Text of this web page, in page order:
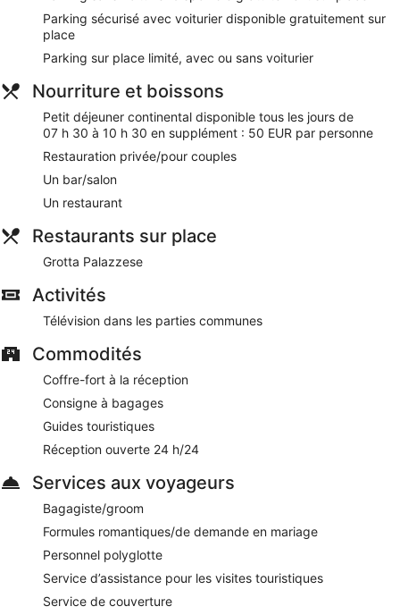
Monachile. Dans cet hébergement, vous profiterez de
prestations de choix comme l'accès Wi-Fi à Internet gratuit
et un parking gratuit avec voiturier, sans oublier un
restaurant.
Wi-Fi gratuit
Parking avec voiturier et parking sans service de
voiturier gratuits
Vous vous délecterez de spécialités Cuisine locale à
Grotta Palazzese, un restaurant gastronomique qui
supplément
Parmi les services offerts, vous trouverez un service de
nettoyage à sec / blanchisserie, un service de
conciergerie et un service d'assistance pour les visites
touristiques ou l'achat de billets
À deux pas de Promenade de Grotta Ardito et à 6
minutes à pied de Plage de Lama Monachile
L'hébergement abrite un restaurant. L'hébergement abrite un
bar / salon, l'idéal pour siroter un cocktail après une journée
de visites. Le Wi-Fi est disponible gratuitement dans les
espaces communs. Dans une atmosphère luxueuse très
agréable, Grotta Palazzese offre également un personnel
polyglotte, un service d'assistance pour les visites
conciergerie. Un parking en libre-service et avec service de
voiturier est disponible gratuitement.
Cet hôtel 5 étoiles de Polignano a Mare met à la disposition
des clients des zones fumeurs.
d'un petit déjeuner continental tous les jours de 07 h 30 à
10 h 30.
Parking sécurisé avec voiturier disponible gratuitement sur
place
Parking sur place limité, avec ou sans voiturier
Nourriture et boissons
Petit déjeuner continental disponible tous les jours de
07 h 30 à 10 h 30 en supplément : 50 EUR par personne
Restauration privée/pour couples
Un bar/salon
Un restaurant
Restaurants sur place
Grotta Palazzese
Activités
Télévision dans les parties communes
Commodités
Coffre-fort à la réception
Consigne à bagages
Guides touristiques
Réception ouverte 24 h/24
Services aux voyageurs
Bagagiste/groom
Formules romantiques/de demande en mariage
Personnel polyglotte
Service d’assistance pour les visites touristiques
Service de couverture